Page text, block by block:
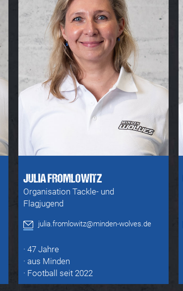
JULIA FROMLOWITZ
Organisation Tackle- und
Flagjugend
julia.fromlowitz@minden-wolves.de
· 47 Jahre
· aus Minden
· Football seit 2022